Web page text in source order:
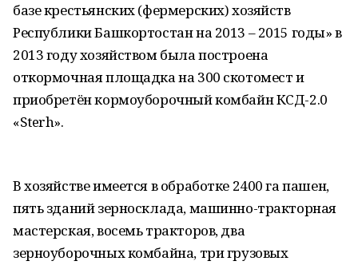
базе крестьянских (фермерских) хозяйств
Республики Башкортостан на 2013 – 2015 годы» в
2013 году хозяйством была построена
откормочная площадка на 300 скотомест и
приобретён кормоуборочный комбайн КСД-2.0
«Sterh».
В хозяйстве имеется в обработке 2400 га пашен,
пять зданий зерносклада, машинно-тракторная
мастерская, восемь тракторов, два
зерноуборочных комбайна, три грузовых